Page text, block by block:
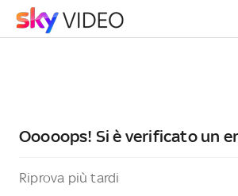
Ooooops! Si è verificato un
Riprova più tardi